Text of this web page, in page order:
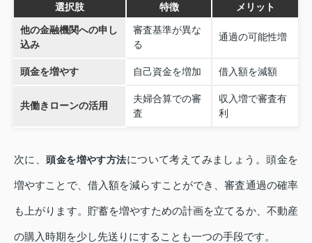
選択肢 特徴 メリット
他の金融機関への申し
込み
審査基準が異な
る
通過の可能性増
頭金を増やす 自己資金を増加 借入額を減額
共働きローンの活用
夫婦合算での審
査
収入増で審査有
利
次に、頭金を増やす方法について考えてみましょう。頭金を
増やすことで、借入額を減らすことができ、審査通過の確率
も上がります。貯蓄を増やすための計画を立てるか、不動産
の購入時期を少し先送りにすることも一つの手段です。